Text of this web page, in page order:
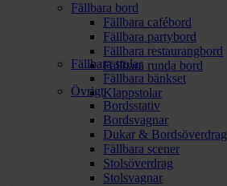
Fällbara bord
Fällbara cafébord
Fällbara partybord
Fällbara restaurangbord
Fällbara runda bord
Fällbara stolar
Fällbara bänkset
Klappstolar
Övrigt
Bordsstativ
Bordsvagnar
Dukar & Bordsöverdrag
Fällbara scener
Stolsöverdrag
Stolsvagnar